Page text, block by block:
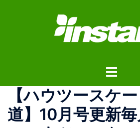
ス
ト
ル
メ
ニ
【ハウツースケ
道】10月号更新